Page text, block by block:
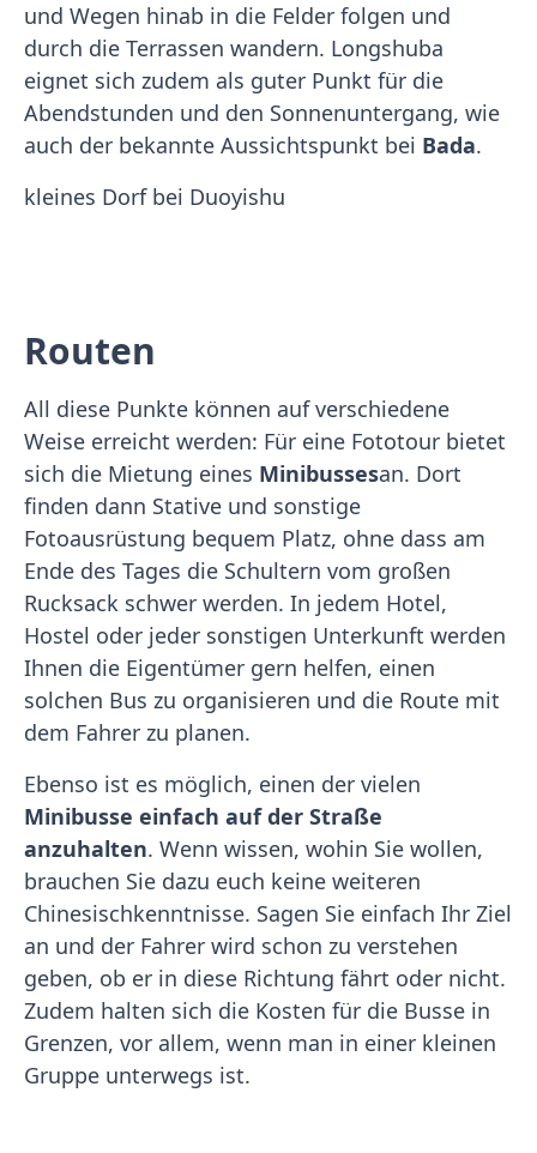
und Wegen hinab in die Felder folgen und
durch die Terrassen wandern. Longshuba
eignet sich zudem als guter Punkt für die
Abendstunden und den Sonnenuntergang, wie
auch der bekannte Aussichtspunkt bei Bada.
kleines Dorf bei Duoyishu
Routen
All diese Punkte können auf verschiedene
Weise erreicht werden: Für eine Fototour bietet
sich die Mietung eines Minibussesan. Dort
finden dann Stative und sonstige
Fotoausrüstung bequem Platz, ohne dass am
Ende des Tages die Schultern vom großen
Rucksack schwer werden. In jedem Hotel,
Hostel oder jeder sonstigen Unterkunft werden
Ihnen die Eigentümer gern helfen, einen
solchen Bus zu organisieren und die Route mit
dem Fahrer zu planen.
Ebenso ist es möglich, einen der vielen
Minibusse einfach auf der Straße
anzuhalten. Wenn wissen, wohin Sie wollen,
brauchen Sie dazu euch keine weiteren
Chinesischkenntnisse. Sagen Sie einfach Ihr Ziel
an und der Fahrer wird schon zu verstehen
geben, ob er in diese Richtung fährt oder nicht.
Zudem halten sich die Kosten für die Busse in
Grenzen, vor allem, wenn man in einer kleinen
Gruppe unterwegs ist.